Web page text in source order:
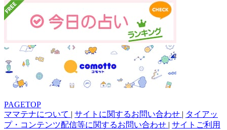
PAGETOP
ママテナについて | サイトに関するお問い合わせ | タイアッ
プ・コンテンツ配信等に関するお問い合わせ | サイトご利用